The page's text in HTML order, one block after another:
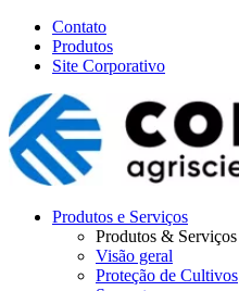
Contato
Produtos
Site Corporativo
Produtos e Serviços
Produtos & Serviços
Visão geral
Proteção de Cultivos